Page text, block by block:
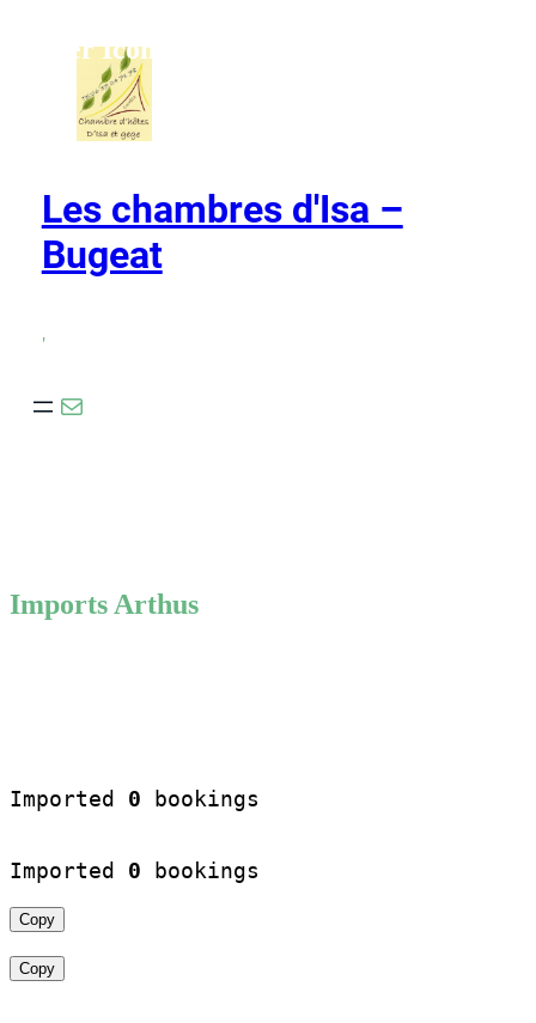
Ho,ver Icons
Les chambres d'Isa –
Bugeat
,
E-mail
Imports Arthus
Imported 0 bookings
Imported 0 bookings
Copy
Copy